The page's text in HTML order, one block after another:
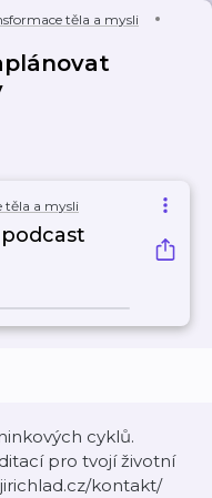
těla a mysli
těla a mysli
cyklů.
pro tvojí životní
kontakt/